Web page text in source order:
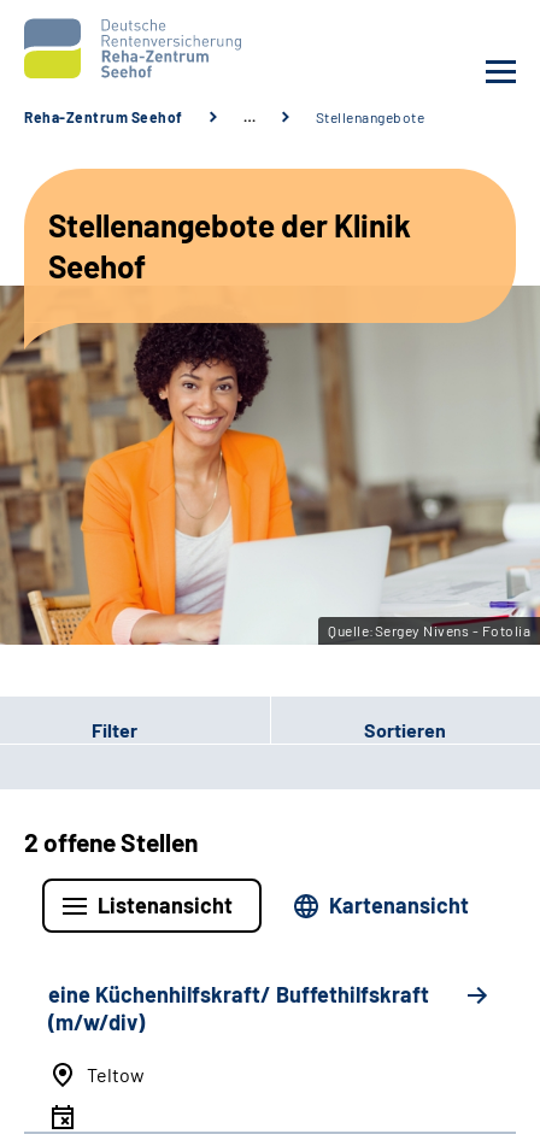
Unsere Angebote
Karriere
Sozialdienste & Zuweisende
Suche
Leichte Sprache
Gebärdensprache
Reha-Zentrum Seehof … Stellenangebote
Stellenangebote der Klinik
Seehof
Quelle:Sergey Nivens - Fotolia
Filter Sortieren
2 offene Stellen
Listenansicht Kartenansicht
eine Küchenhilfskraft/ Buffethilfskraft
(m/w/div)
Teltow